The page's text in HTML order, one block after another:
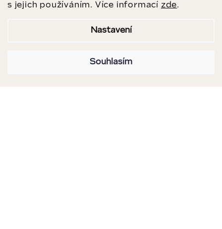
s jejich používáním. Více informací zde.
Nastavení
Souhlasím